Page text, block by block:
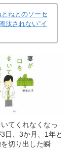
とねとのソーセ
汰されない“イ
てくれなくなっ
日、3か月、1年と
切り出した瞬